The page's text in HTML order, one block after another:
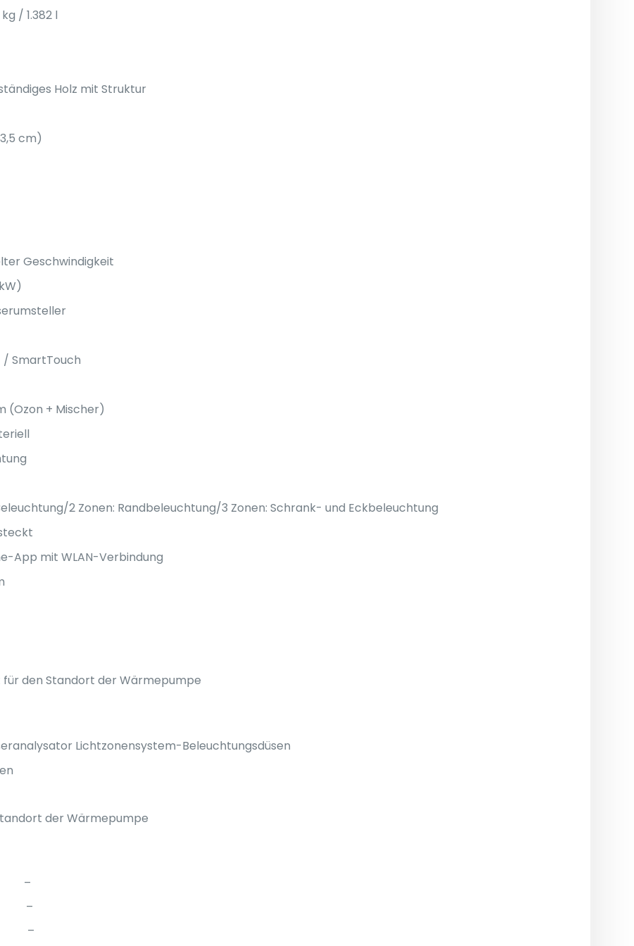
/ 1.382 l
Holz mit Struktur
cm)
Geschwindigkeit
/ SmartTouch
(Ozon + Mischer)
2 Zonen: Randbeleuchtung/3 Zonen: Schrank- und Eckbeleuchtung
App mit WLAN-Verbindung
den Standort der Wärmepumpe
Lichtzonensystem-Beleuchtungsdüsen
der Wärmepumpe
–
–
–